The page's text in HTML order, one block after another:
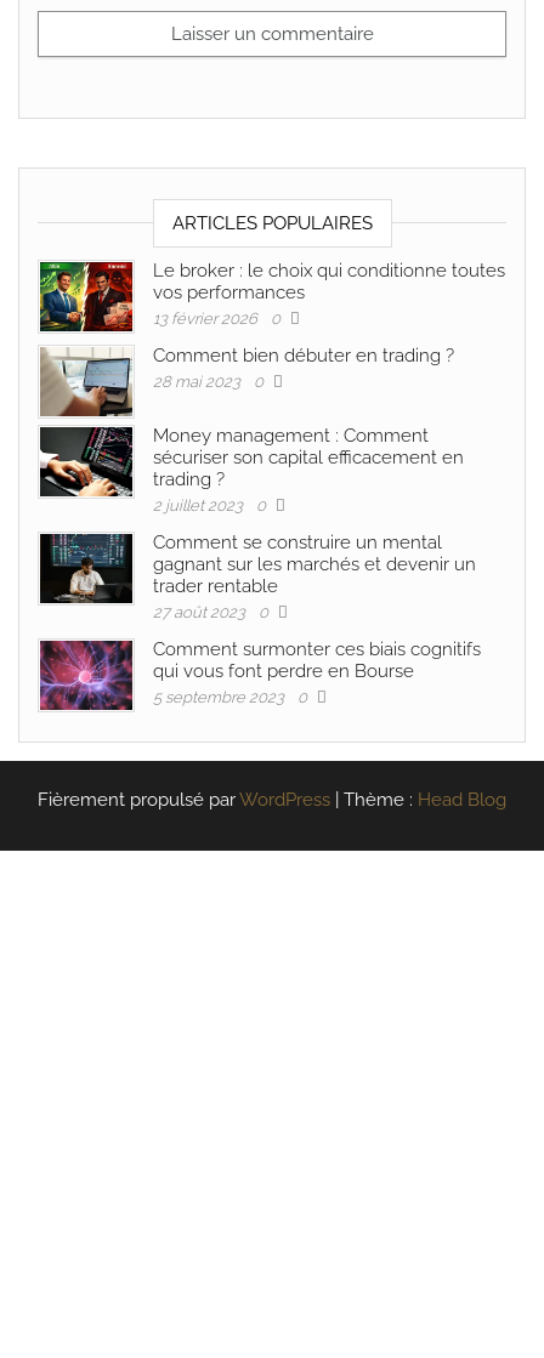
ARTICLES POPULAIRES
Le broker : le choix qui conditionne toutes
vos performances
13 février 2026 0
Comment bien débuter en trading ?
28 mai 2023 0
Money management : Comment
sécuriser son capital efficacement en
trading ?
2 juillet 2023 0
Comment se construire un mental
gagnant sur les marchés et devenir un
trader rentable
27 août 2023 0
Comment surmonter ces biais cognitifs
qui vous font perdre en Bourse
5 septembre 2023 0
Fièrement propulsé parWordPress Thème : Head Blog